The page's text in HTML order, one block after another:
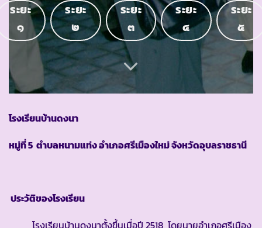
ระยะ
๑
ระยะ
๒
ระยะ
๓
ระยะ
๔
ระยะ
๕
โรงเรียนบ้านดงนา
หมู่ที่ 5 ตำบลหนามแท่ง อำเภอศรีเมืองใหม่ จังหวัดอุบลราชธานี
ประวัติของโรงเรียน
โรงเรียนบ้านดงนาตั้งขึ้นเมื่อปี 2518 โดยนายอำเภอศรีเมือง